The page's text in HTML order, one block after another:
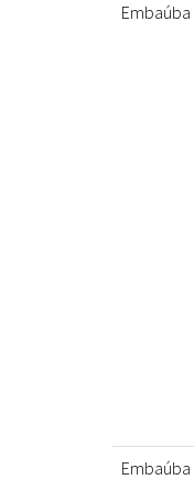
Embaúba
Embaúba